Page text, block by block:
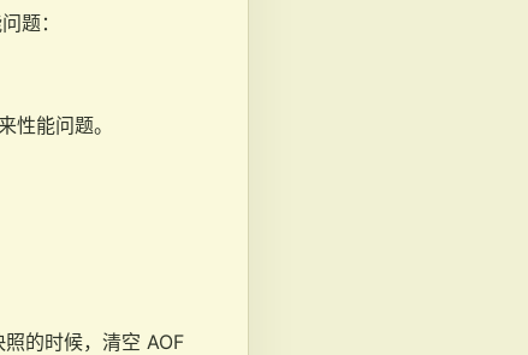
题：
能问题。
的时候，清空 AOF